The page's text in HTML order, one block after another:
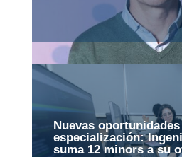
Nuevas oportunidades
especialización:
suma 12 minors a su